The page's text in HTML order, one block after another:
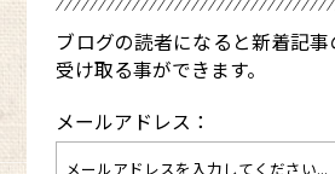
ブログの読者になると新着記
受け取る事ができます。
メールアドレス：